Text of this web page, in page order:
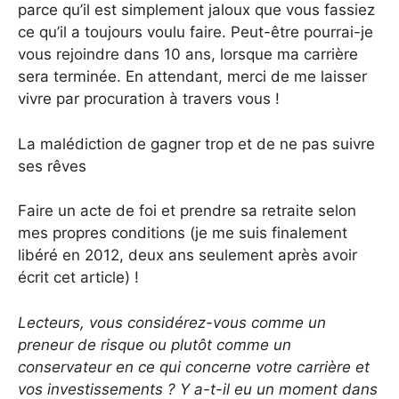
parce qu’il est simplement jaloux que vous fassiez
ce qu’il a toujours voulu faire. Peut-être pourrai-je
vous rejoindre dans 10 ans, lorsque ma carrière
sera terminée. En attendant, merci de me laisser
vivre par procuration à travers vous !
La malédiction de gagner trop et de ne pas suivre
ses rêves
Faire un acte de foi et prendre sa retraite selon
mes propres conditions (je me suis finalement
libéré en 2012, deux ans seulement après avoir
écrit cet article) !
Lecteurs, vous considérez-vous comme un
preneur de risque ou plutôt comme un
conservateur en ce qui concerne votre carrière et
vos investissements ? Y a-t-il eu un moment dans